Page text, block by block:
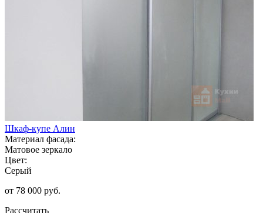
Шкаф-купе Алин
Материал фасада:
Матовое зеркало
Цвет:
Серый
от 78 000 руб.
Рассчитать